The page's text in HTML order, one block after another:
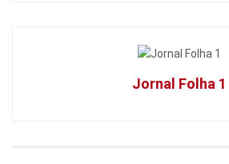
Jornal Folha 1